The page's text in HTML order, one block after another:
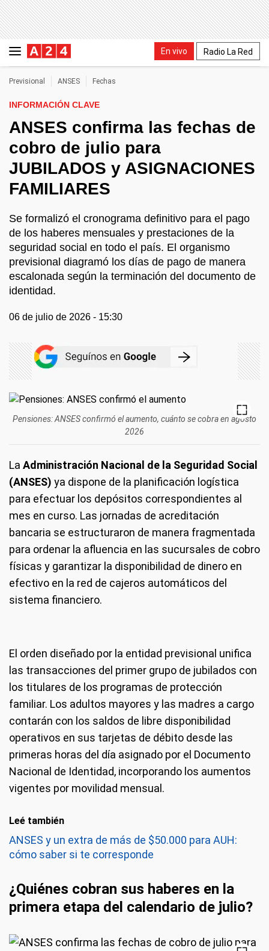
En vivo Radio La Red
Previsional ANSES Fechas
INFORMACIÓN CLAVE
ANSES confirma las fechas de
cobro de julio para
JUBILADOS y ASIGNACIONES
FAMILIARES
Se formalizó el cronograma definitivo para el pago
de los haberes mensuales y prestaciones de la
seguridad social en todo el país. El organismo
previsional diagramó los días de pago de manera
escalonada según la terminación del documento de
identidad.
06 de julio de 2026 - 15:30
Pensiones: ANSES confirmó el aumento, cuánto se cobra en agosto
2026
La Administración Nacional de la Seguridad Social
(ANSES) ya dispone de la planificación logística
para efectuar los depósitos correspondientes al
mes en curso. Las jornadas de acreditación
bancaria se estructuraron de manera fragmentada
para ordenar la afluencia en las sucursales de cobro
físicas y garantizar la disponibilidad de dinero en
efectivo en la red de cajeros automáticos del
sistema financiero.
El orden diseñado por la entidad previsional unifica
las transacciones del primer grupo de jubilados con
los titulares de los programas de protección
familiar. Los adultos mayores y las madres a cargo
contarán con los saldos de libre disponibilidad
operativos en sus tarjetas de débito desde las
primeras horas del día asignado por el Documento
Nacional de Identidad, incorporando los aumentos
vigentes por movilidad mensual.
Leé también
ANSES y un extra de más de $50.000 para AUH:
cómo saber si te corresponde
¿Quiénes cobran sus haberes en la
primera etapa del calendario de julio?